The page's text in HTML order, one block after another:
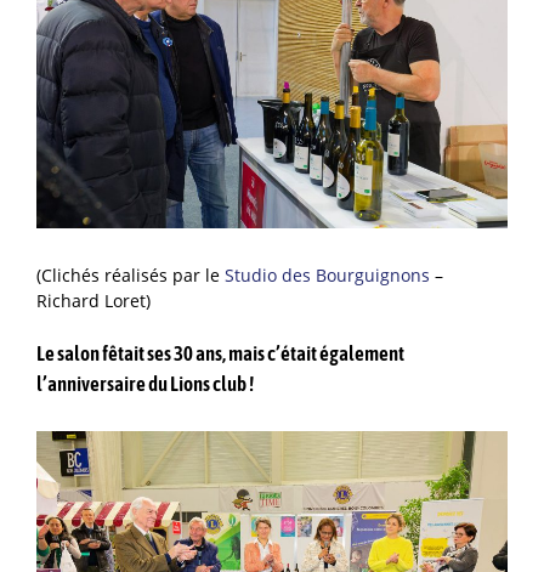
(Clichés réalisés par le Studio des Bourguignons –
Richard Loret)
Le salon fêtait ses 30 ans, mais c’était également
l’anniversaire du Lions club !